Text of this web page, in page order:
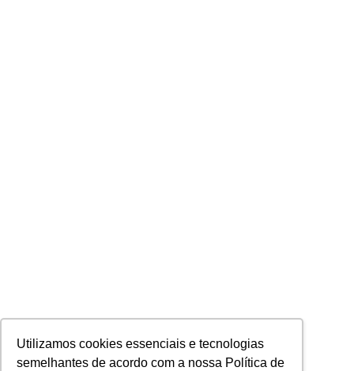
Utilizamos cookies essenciais e tecnologias
semelhantes de acordo com a nossa Política de